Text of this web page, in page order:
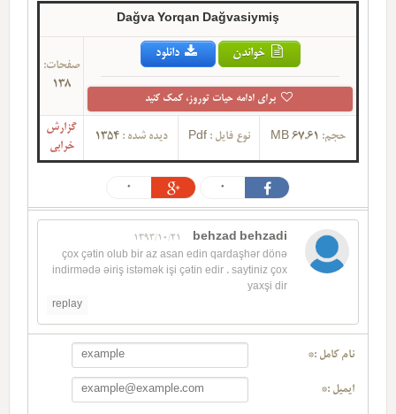
Dağva Yorqan Dağvasiymiş
خواندن دانلود
برای ادامه حیات توروز، کمک کنید
صفحات:
138
حجم: 67.61 MB نوع فایل :Pdf دیده شده : 1354
گزارش
خرابی
0
0
behzad behzadi
1393/10/21
çox çətin olub bir az asan edin qardaşhər dönə
indirmədə əiriş istəmək işi çətin edir . saytiniz çox
yaxşi dir
replay
نام کامل :*
ایمیل :*